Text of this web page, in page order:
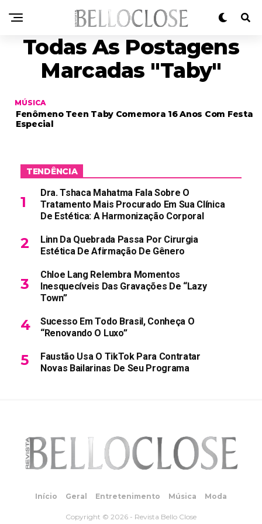
Todas As Postagens
Marcadas "Taby"
MÚSICA
Fenômeno Teen Taby Comemora 16 Anos Com Festa
Especial
TENDÊNCIA
Dra. Tshaca Mahatma Fala Sobre O
Tratamento Mais Procurado Em Sua Clínica
De Estética: A Harmonização Corporal
Linn Da Quebrada Passa Por Cirurgia
Estética De Afirmação De Gênero
Chloe Lang Relembra Momentos
Inesquecíveis Das Gravações De “Lazy
Town”
Sucesso Em Todo Brasil, Conheça O
“Renovando O Luxo”
Faustão Usa O TikTok Para Contratar
Novas Bailarinas De Seu Programa
Início Geral Entretenimento Música Moda
Copyright © 2026 - Revista Bello Close